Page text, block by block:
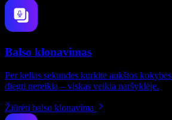
Balso klonavimas
Per kelias sekundes kurkite aukštos
diegti nereikia – viskas veikia naršyklėje.
Žiūrėti balso klonavimą